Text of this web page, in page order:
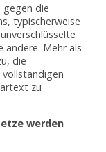
gegen die
typischerweise
andere. Mehr als
die
zu
werden